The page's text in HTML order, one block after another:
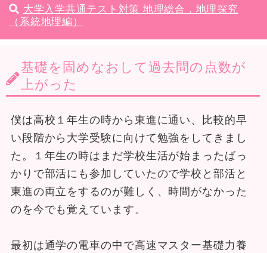
大学入学共通テスト対策 地理総合，地理探究
（系統地理編）
基礎を固めなおして過去問の点数が
上がった
僕は高校１年生の時から東進に通い、比較的早
い段階から大学受験に向けて勉強をしてきまし
た。１年生の時はまだ学校生活が始まったばっ
かりで部活にも参加していたので学校と部活と
東進の両立をするのが難しく、時間がなかった
のを今でも覚えています。
最初は通学の電車の中で高速マスター基礎力養